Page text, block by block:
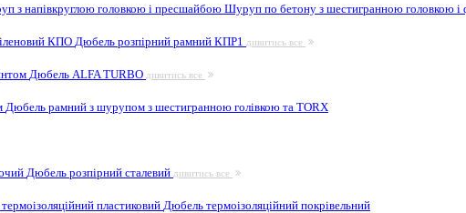
з напівкруглою головкою і пресшайбою Шуруп по бетону з шестигранною головкою і
КПО Дюбель розпірний рамний КПР1 дивитись все
Дюбель ALFA TURBO дивитись все
Дюбель рамний з шурупом з шестигранною голівкою та TORX
Дюбель розпірний сталевий дивитись все
пластиковий Дюбель термоізоляційний покрівельний